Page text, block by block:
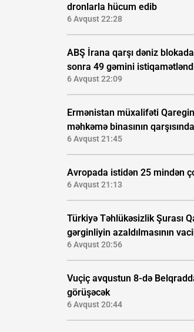
dronlarla hücum edib
6 Avqust 22:28
ABŞ İrana qarşı dəniz
sonra 49 gəmini
6 Avqust 22:09
Ermənistan müxalifəti
məhkəmə binasının
6 Avqust 21:45
Avropada istidən 25 mindən
6 Avqust 21:13
Türkiyə Təhlükəsizlik Şurası
gərginliyin azaldılmasının
6 Avqust 20:56
Vuçiç avqustun 8-də
görüşəcək
6 Avqust 20:44